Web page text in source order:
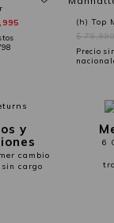
$
Precio
y
cambio
cargo
6